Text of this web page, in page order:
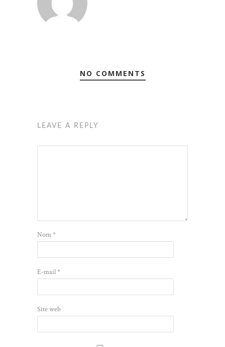
NO COMMENTS
LEAVE A REPLY
Nom*
E-mail*
Site web